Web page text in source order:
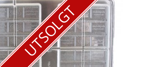
UTSOLGT